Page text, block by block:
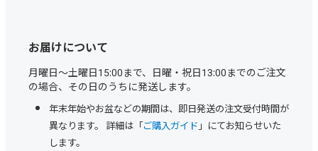
お届けについて
月曜日～土曜日15:00まで、日曜・祝日13:00までのご注文
の場合、その日のうちに発送します。
年末年始やお盆などの期間は、即日発送の注文受付時間が
異なります。 詳細は「ご購入ガイド 」にてお知らせいた
します。